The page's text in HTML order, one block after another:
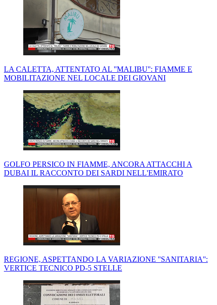
LA CALETTA, ATTENTATO AL ''MALIBU'': FIAMME E
MOBILITAZIONE NEL LOCALE DEI GIOVANI
GOLFO PERSICO IN FIAMME, ANCORA ATTACCHI A
DUBAI IL RACCONTO DEI SARDI NELL'EMIRATO
REGIONE, ASPETTANDO LA VARIAZIONE ''SANITARIA'':
VERTICE TECNICO PD-5 STELLE